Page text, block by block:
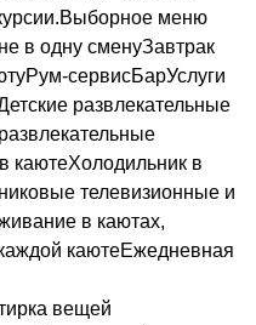
меню
в одну сменуЗавтрак
сервисБарУслуги
развлекательные
каютеХолодильник в
телевизионные и
в каютах,
каютеЕжедневная
вещей